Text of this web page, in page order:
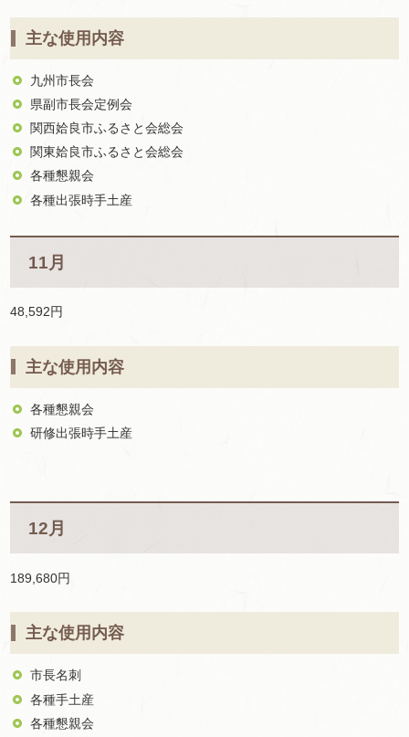
主な使用内容
九州市長会
県副市長会定例会
関西姶良市ふるさと会総会
関東姶良市ふるさと会総会
各種懇親会
各種出張時手土産
11月
48,592円
主な使用内容
各種懇親会
研修出張時手土産
12月
189,680円
主な使用内容
市長名刺
各種手土産
各種懇親会